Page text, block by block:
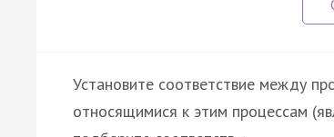
Установите соответствие между
относящимися к этим процессам